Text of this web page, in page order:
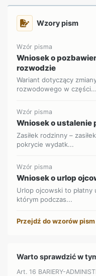
Wzory pism
Wzór pisma
Wniosek o
rozwodzie
Wariant dotyczący
rozwodowego w części...
Wzór pisma
Wniosek o ustalenie
Zasiłek rodzinny –
pokrycie wydatk...
Wzór pisma
Wniosek o urlop
Urlop ojcowski to
którym podczas...
Przejdź do wzorów pism
Warto sprawdzić w
Art. 16 BARIERY-